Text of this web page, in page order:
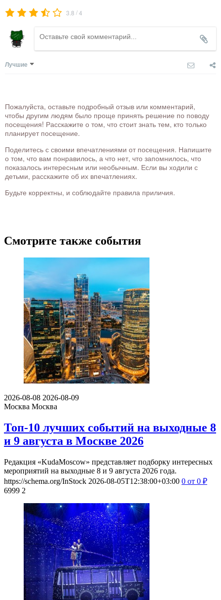
3.8 /4
Лучшие
Пожалуйста, оставьте подробный отзыв или комментарий,
чтобы другим людям было проще принять решение по поводу
посещения! Расскажите о том, что стоит знать тем, кто только
планирует посещение.
Поделитесь с своими впечатлениями от посещения. Напишите
о том, что вам понравилось, а что нет, что запомнилось, что
показалось интересным или необычным. Если вы ходили с
детьми, расскажите об их впечатлениях.
Будьте корректны, и соблюдайте правила приличия.
Смотрите также события
2026-08-08 2026-08-09
Москва Москва
Топ-10 лучших событий на выходные 8
и 9 августа в Москве 2026
Редакция «KudaMoscow» представляет подборку интересных
мероприятий на выходные 8 и 9 августа 2026 года.
https://schema.org/InStock 2026-08-05T12:38:00+03:00 0 от 0 ₽
6999 2